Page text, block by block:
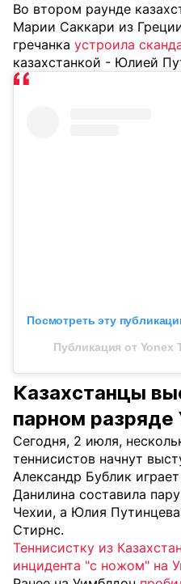
Во втором раунде
Марии Саккари из
гречанка устроила
казахстанкой - Юлией
Посмотреть эту
Публикация от Yonex
Казахстанцы
парном
Сегодня, 2 июля,
теннисистов начнут
Александр Бублик
Данилина составила
Чехии, а Юлия
Стирнс.
Теннисистку из
инцидента "с ножом" на